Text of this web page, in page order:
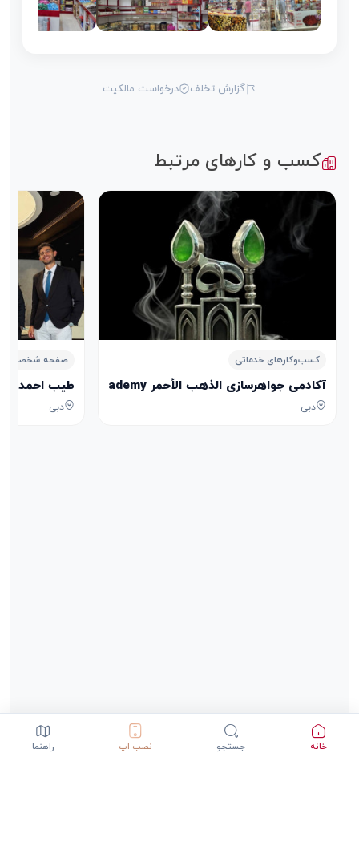
گزارش تخلف درخواست مالکیت
کسب و کارهای مرتبط
کسب‌وکارهای خدماتی
آکادمی جواهرسازی الذهب الأحمر Aldhahab Alahmar Jewelry Academy
دبی
صفحه شخصی
طیب احمدی Tayeb Ahmadi
دبی
خانه جستجو نصب اپ راهنما